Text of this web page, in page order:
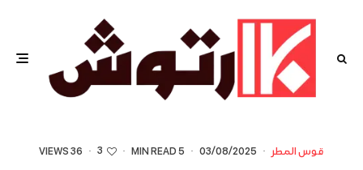
قوس المطر ·
03/08/2025
·
5 MIN READ
·
3
·
36 VIEWS